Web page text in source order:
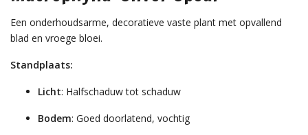
Een onderhoudsarme, decoratieve vaste plant met opvallend
blad en vroege bloei.
Standplaats:
Licht: Halfschaduw tot schaduw
Bodem: Goed doorlatend, vochtig